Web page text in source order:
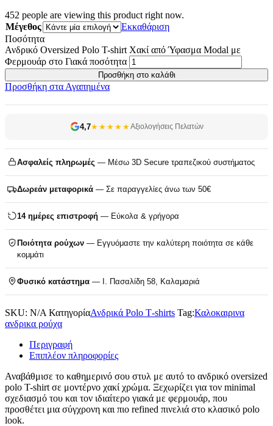
452 people are viewing this product right now.
Μέγεθος
Εκκαθάριση
Ποσότητα
Ανδρικό Oversized Polo T-shirt Χακί από Ύφασμα Modal με
Φερμουάρ στο Γιακά ποσότητα
Προσθήκη στο καλάθι
Προσθήκη στα Αγαπημένα
4,7★★★★★Αξιολογήσεις Πελατών
Ασφαλείς πληρωμές — Μέσω 3D Secure τραπεζικού συστήματος
Δωρεάν μεταφορικά — Σε παραγγελίες άνω των 50€
14 ημέρες επιστροφή — Εύκολα & γρήγορα
Ποιότητα ρούχων — Εγγυόμαστε την καλύτερη ποιότητα σε κάθε
κομμάτι
Φυσικό κατάστημα — Ι. Πασαλίδη 58, Καλαμαριά
SKU: N/A ΚατηγορίαΑνδρικά Polo T‑shirts Tag:Καλοκαιρινα
ανδρικα ρούχα
Περιγραφή
Επιπλέον πληροφορίες
Αναβάθμισε το καθημερινό σου στυλ με αυτό το ανδρικό oversized
polo T-shirt σε μοντέρνο χακί χρώμα. Ξεχωρίζει για τον minimal
σχεδιασμό του και τον ιδιαίτερο γιακά με φερμουάρ, που
προσθέτει μια σύγχρονη και πιο refined πινελιά στο κλασικό polo
look.